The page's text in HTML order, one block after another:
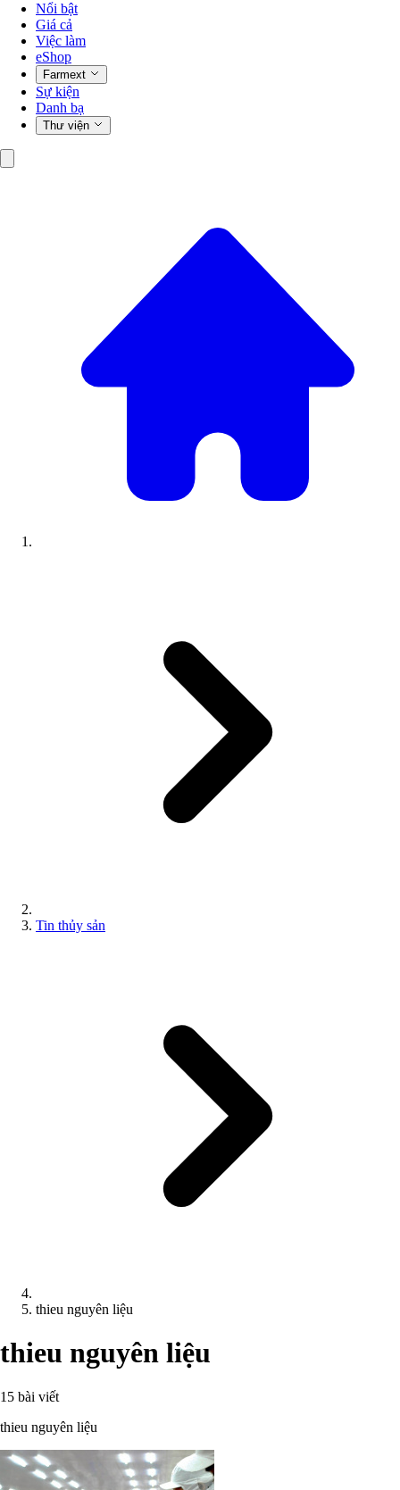
Nổi bật
Giá cả
Việc làm
eShop
Farmext
Sự kiện
Danh bạ
Thư viện
Tin thủy sản
thieu nguyên liệu
thieu nguyên liệu
15 bài viết
thieu nguyên liệu